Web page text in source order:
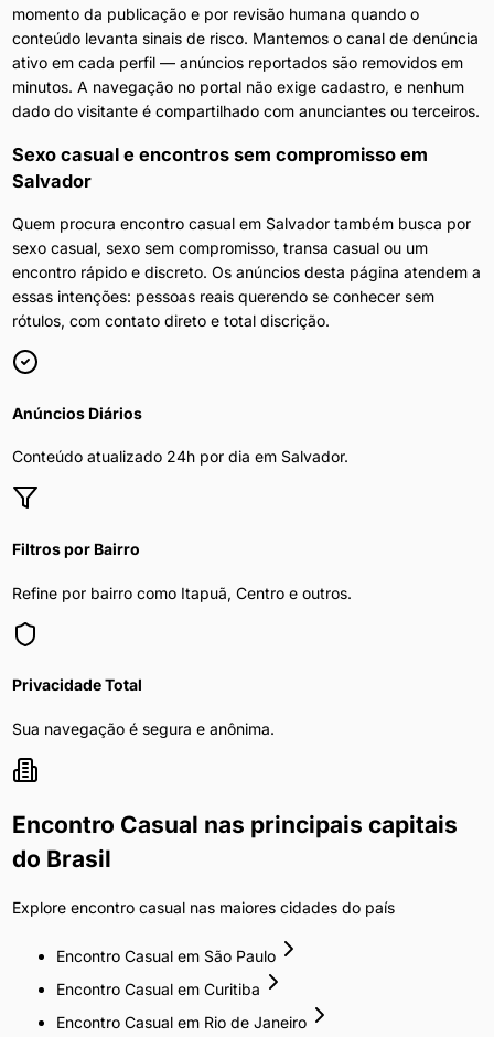
momento da publicação e por revisão humana quando o
conteúdo levanta sinais de risco. Mantemos o canal de denúncia
ativo em cada perfil — anúncios reportados são removidos em
minutos. A navegação no portal não exige cadastro, e nenhum
dado do visitante é compartilhado com anunciantes ou terceiros.
Sexo casual e encontros sem compromissoem
Salvador
Quem procura encontro casual em Salvador também busca por
sexo casual, sexo sem compromisso, transa casual ou um
encontro rápido e discreto. Os anúncios desta página atendem a
essas intenções: pessoas reais querendo se conhecer sem
rótulos, com contato direto e total discrição.
Anúncios Diários
Conteúdo atualizado 24h por dia em Salvador.
Filtros por Bairro
Refine por bairro como Itapuã, Centro e outros.
Privacidade Total
Sua navegação é segura e anônima.
Encontro Casual nas principais capitais
do Brasil
Explore encontro casualnas maiores cidades do país
Encontro Casualem São Paulo
Encontro Casualem Curitiba
Encontro Casualem Rio de Janeiro